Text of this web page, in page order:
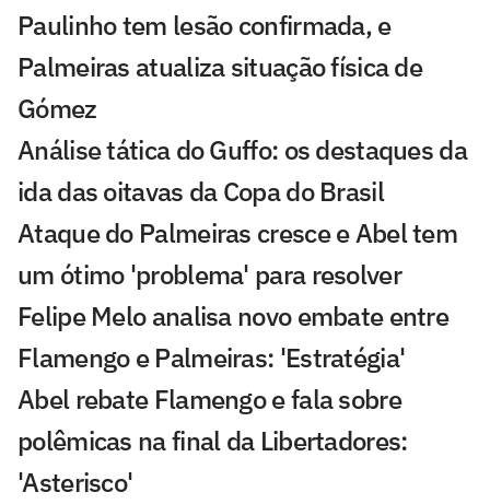
Paulinho tem lesão confirmada, e
Palmeiras atualiza situação física de
Gómez
Análise tática do Guffo: os destaques da
ida das oitavas da Copa do Brasil
Ataque do Palmeiras cresce e Abel tem
um ótimo 'problema' para resolver
Felipe Melo analisa novo embate entre
Flamengo e Palmeiras: 'Estratégia'
Abel rebate Flamengo e fala sobre
polêmicas na final da Libertadores:
'Asterisco'